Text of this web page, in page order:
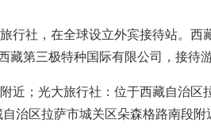
行社，在全球设立外宾接待站。西
第三极特种国际有限公司，接待
近；光大旅行社：位于西藏自治区
治区拉萨市城关区朵森格路南段附